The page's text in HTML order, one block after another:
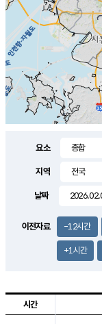
요소
지역
날짜
이전자료 -12시간
+1시간
시간